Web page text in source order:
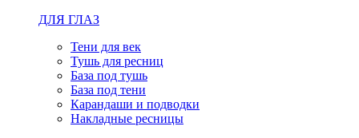
ДЛЯ ГЛАЗ
Тени для век
Тушь для ресниц
База под тушь
База под тени
Карандаши и подводки
Накладные ресницы